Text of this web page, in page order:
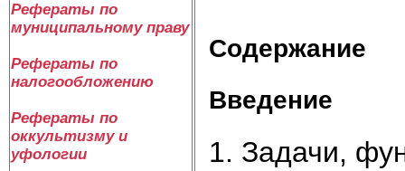
Рефераты по
муниципальному праву
Рефераты по
налогообложению
Рефераты по
оккультизму и
уфологии
Содержание
Введение
1. Задачи,